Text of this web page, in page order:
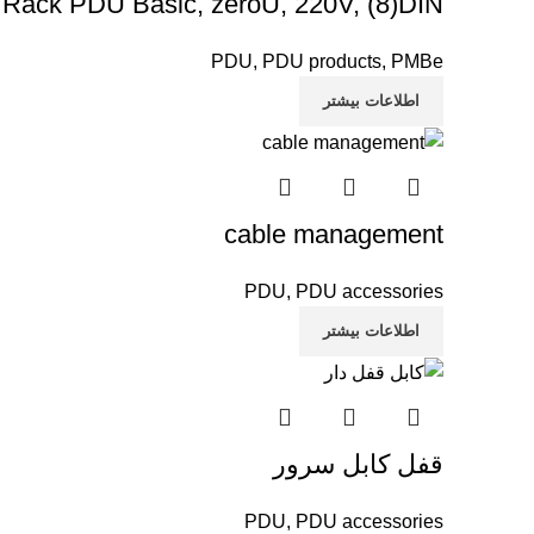
PDU, PDU products, PMBe
اطلاعات بیشتر
cable management
PDU, PDU accessories
اطلاعات بیشتر
قفل کابل سرور
PDU, PDU accessories